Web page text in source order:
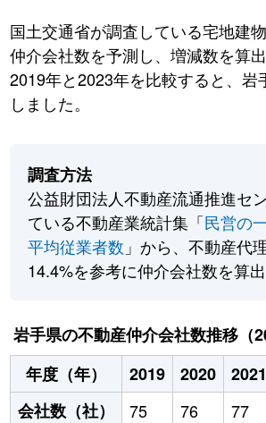
国土交通省が調査している宅地建
仲介会社数を予測し、増減数を算出
2019年と2023年を比較すると、岩
しました。
調査方法
公益財団法人不動産流通推進セ
ている不動産業統計集「民営の
平均従業者数 」から、不動産代
14.4%を参考に仲介会社数を算出
岩手県の不動産仲介会社数推移（
年度（年）
2019 2020 2021
会社数（社）
75 76 77